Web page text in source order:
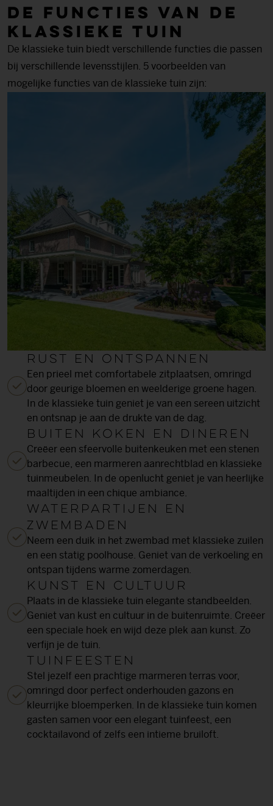
De functies van de
klassieke tuin
De klassieke tuin biedt verschillende functies die passen
bij verschillende levensstijlen. 5 voorbeelden van
mogelijke functies van de klassieke tuin zijn:
Rust en ontspannen
Een prieel met comfortabele zitplaatsen, omringd
door geurige bloemen en weelderige groene hagen.
In de klassieke tuin geniet je van een sereen uitzicht
en ontsnap je aan de drukte van de dag.
Buiten koken en dineren
Creëer een sfeervolle buitenkeuken met een stenen
barbecue, een marmeren aanrechtblad en klassieke
tuinmeubelen. In de openlucht geniet je van heerlijke
maaltijden in een chique ambiance.
Waterpartijen en
zwembaden
Neem een duik in het zwembad met klassieke zuilen
en een statig poolhouse. Geniet van de verkoeling en
ontspan tijdens warme zomerdagen.
Kunst en cultuur
Plaats in de klassieke tuin elegante standbeelden.
Geniet van kust en cultuur in de buitenruimte. Creëer
een speciale hoek en wijd deze plek aan kunst. Zo
verfijn je de tuin.
Tuinfeesten
Stel jezelf een prachtige marmeren terras voor,
omringd door perfect onderhouden gazons en
kleurrijke bloemperken. In de klassieke tuin komen
gasten samen voor een elegant tuinfeest, een
cocktailavond of zelfs een intieme bruiloft.